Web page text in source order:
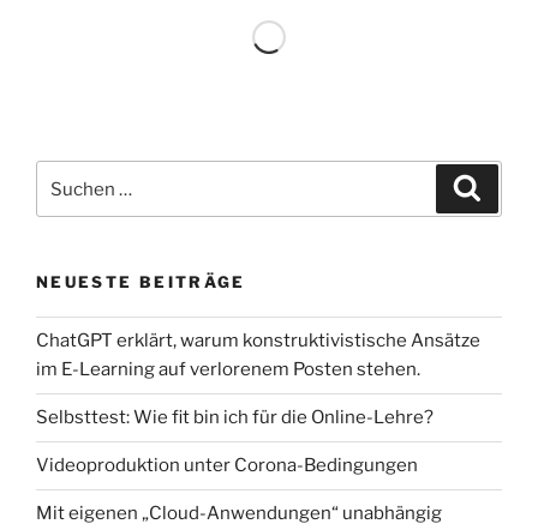
nach:
NEUESTE BEITRÄGE
ChatGPT erklärt, warum konstruktivistische Ansätze
im E-Learning auf verlorenem Posten stehen.
Selbsttest: Wie fit bin ich für die Online-Lehre?
Videoproduktion unter Corona-Bedingungen
Mit eigenen „Cloud-Anwendungen“ unabhängig